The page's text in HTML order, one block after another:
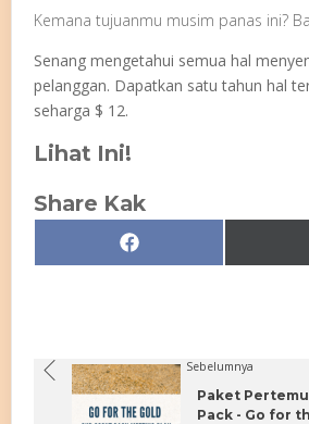
Kemana tujuanmu musim panas ini?
Senang mengetahui semua hal
pelanggan. Dapatkan satu tahun hal
seharga $ 12.
Lihat Ini!
Share Kak
Share
on
Facebook
Sebelumnya
Paket
Pack - Go for